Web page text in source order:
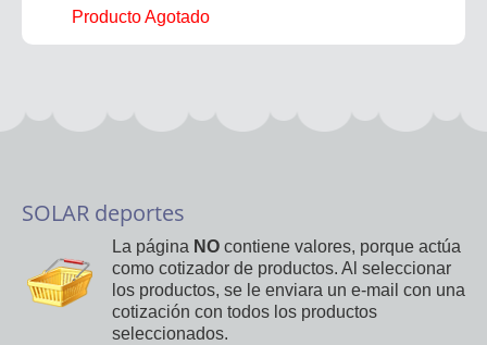
Producto Agotado
SOLAR deportes
La página NO contiene valores, porque actúa
como cotizador de productos. Al seleccionar
los productos, se le enviara un e-mail con una
cotización con todos los productos
seleccionados.